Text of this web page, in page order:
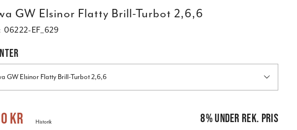
GW Elsinor Flatty Brill-Turbot 2,6,6
06222-EF_629
GW Elsinor Flatty Brill-Turbot 2,6,6
pris:
kr Historik 8%under rek. pris